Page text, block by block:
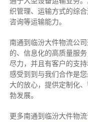
织管理、运输方式的综
咨询等运输能力。
南通到临汾大件物流公
的、信息化的高质量服
尽力， 并且有客户的支
感受到到与我们合作是
大的放心， 提供定制化
勃发展。
更多南通到临汾大件物